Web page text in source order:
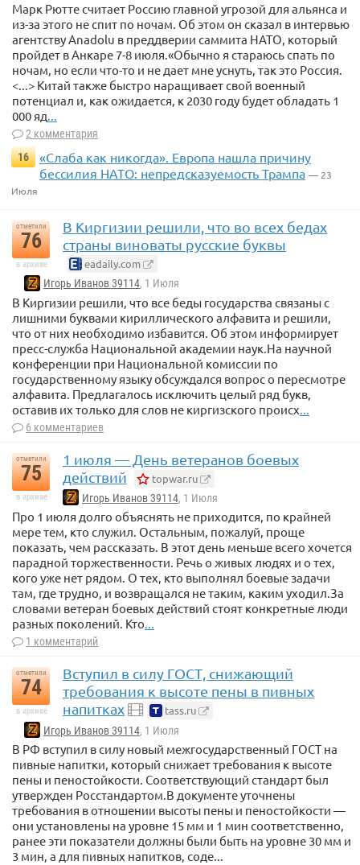
Марк Рютте считает Россию главной угрозой для альянса и
из-за этого не спит по ночам. Об этом он сказал в интервью
агентству Anadolu в преддверии саммита НАТО, который
пройдет в Анкаре 7-8 июля.«Обычно я стараюсь спать по
ночам, но если что-то и не дает мне уснуть, так это Россия.
<...> Китай также быстро наращивает свой военный
потенциал и, как ожидается, к 2030 году будет обладать 1
000 яд...
2 комментария
16
«Слаба как никогда». Европа нашла причину
бессилия НАТО: непредсказуемость Трампа — 23
Июля
отметили
76
в архиве
В Киргизии решили, что во всех бедах
страны виноваты русские буквы
eadaily.com
Игорь Иванов 39114, 1 Июля
В Киргизии решили, что все беды государства связаны с
лишними буквами кириллического алфавита и решили,
что от них необходимо избавится. Об этом информирует
пресс-служба Национальной академии наук.На научной
конференции при Национальной комиссии по
государственному языку обсуждался вопрос о пересмотре
алфавита. Предлагалось исключить целый ряд букв,
оставив их только для слов не киргизского происх
6 комментариев
отметили
75
в архиве
1 июля — День ветеранов боевых
действий
topwar.ru
Игорь Иванов 39114, 1 Июля
Про 1 июля долго объяснять не приходится, по крайней
мере тем, кто служил. Остальным, пожалуй, проще
показать, чем рассказать. В этот день меньше всего хочется
парадной торжественности. Речь о живых людях и о тех,
кого уже нет рядом. О тех, кто выполнял боевые задачи
там, где трудно, и возвращался не таким, каким уходил.За
словами ветеран боевых действий стоят конкретные люди
разных поколений. Кто...
1 комментарий
отметили
74
в архиве
Вступил в силу ГОСТ, снижающий
требования к высоте пены в пивных
напитках
tass.ru
Игорь Иванов 39114, 1 Июля
В РФ вступил в силу новый межгосударственный ГОСТ на
пивные напитки, который снижает требования к высоте
пены и пеностойкости. Соответствующий стандарт был
утвержден Росстандартом.В документе уточнены
требования в отношении высоты пены и пеностойкости —
они установлены на уровне 15 мм и 1 мин соответственно,
ранее эти показатели должны были быть на уровне 30 мм и
3 мин, а для пивных напитков, соде...